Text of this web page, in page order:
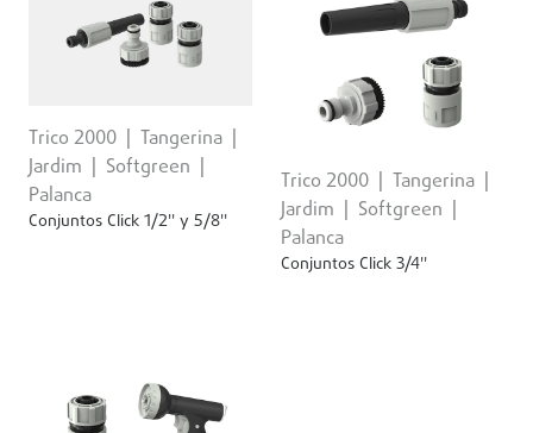
Trico 2000
Tangerina
Jardim
Softgreen
Palanca
Conjuntos Click 1/2'' y 5/8''
Trico 2000
Tangerina
Jardim
Softgreen
Palanca
Conjuntos Click 3/4''